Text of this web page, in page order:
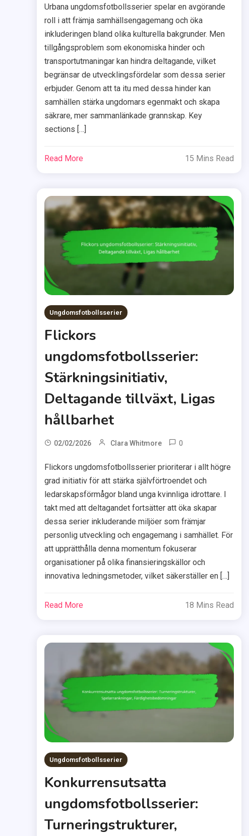
Urbana ungdomsfotbollsserier spelar en avgörande
roll i att främja samhällsengagemang och öka
inkluderingen bland olika kulturella bakgrunder. Men
tillgångsproblem som ekonomiska hinder och
transportutmaningar kan hindra deltagande, vilket
begränsar de utvecklingsfördelar som dessa serier
erbjuder. Genom att ta itu med dessa hinder kan
samhällen stärka ungdomars egenmakt och skapa
säkrare, mer sammanlänkade grannskap. Key
sections […]
Read More 15 Mins Read
Ungdomsfotbollsserier
Flickors
ungdomsfotbollsserier:
Stärkningsinitiativ,
Deltagande tillväxt, Ligas
hållbarhet
02/02/2026 Clara Whitmore 0
Flickors ungdomsfotbollsserier prioriterar i allt högre
grad initiativ för att stärka självförtroendet och
ledarskapsförmågor bland unga kvinnliga idrottare. I
takt med att deltagandet fortsätter att öka skapar
dessa serier inkluderande miljöer som främjar
personlig utveckling och engagemang i samhället. För
att upprätthålla denna momentum fokuserar
organisationer på olika finansieringskällor och
innovativa ledningsmetoder, vilket säkerställer en […]
Read More 18 Mins Read
Ungdomsfotbollsserier
Konkurrensutsatta
ungdomsfotbollsserier:
Turneringstrukturer,